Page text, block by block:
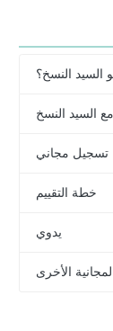
السيد النسخ؟
السيد النسخ
تسجيل مجاني
خطة التقييم
يدوي
الأخرى